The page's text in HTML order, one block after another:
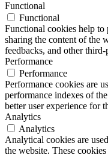
Functional
Functional
Functional cookies help
sharing the content of the
feedbacks, and other third-
Performance
Performance
Performance cookies are
performance indexes of
better user experience for
Analytics
Analytics
Analytical cookies are
the website. These